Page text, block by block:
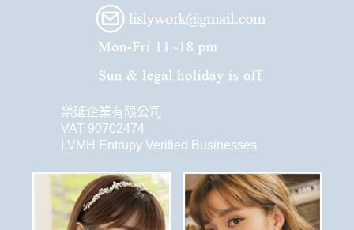
樂延企業有限公司
VAT 90702474
LVMH Entrupy Verified Businesses